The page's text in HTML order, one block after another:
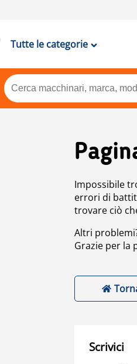
Tutte le categorie
Impossibile
errori di
trovare ciò
Altri
Grazie per la
Scrivici